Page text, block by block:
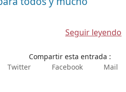
Seguir leyendo
Compartir esta entrada :
Twitter
Facebook Mail